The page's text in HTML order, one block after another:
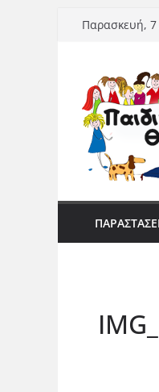
Μετάβαση
Παρασκευή,